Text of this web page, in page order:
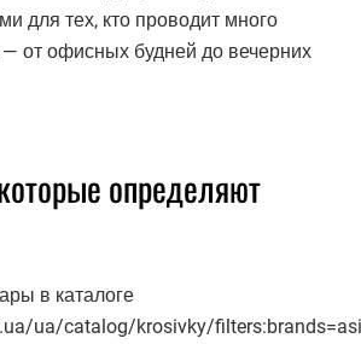
для тех, кто проводит много
от офисных будней до вечерних
определяют
в каталоге
ua/catalog/krosivky/